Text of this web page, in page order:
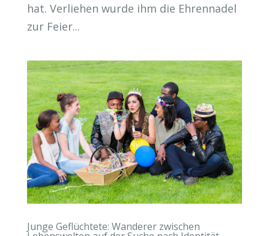
hat. Verliehen wurde ihm die Ehrennadel
zur Feier...
Junge Geflüchtete: Wanderer zwischen